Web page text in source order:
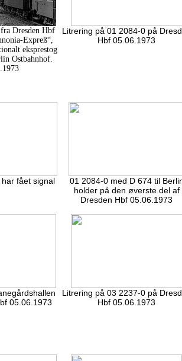
Dresden Hbf
Expreß“,
eksprestog
Ostbahnhof.
Litrering på 01 2084-0 på
Hbf 05.06.1973
fået signal
01 2084-0 med D 674 til
holder på den øverste del af
Dresden Hbf 05.06.1973
05.06.1973
Litrering på 03 2237-0 på
Hbf 05.06.1973